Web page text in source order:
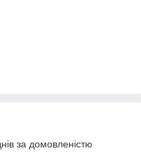
за домовленістю